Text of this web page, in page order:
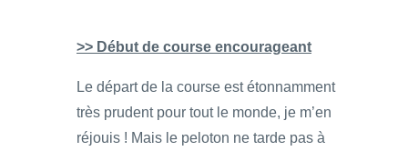
>> Début de course encourageant
Le départ de la course est étonnamment
très prudent pour tout le monde, je m’en
réjouis ! Mais le peloton ne tarde pas à